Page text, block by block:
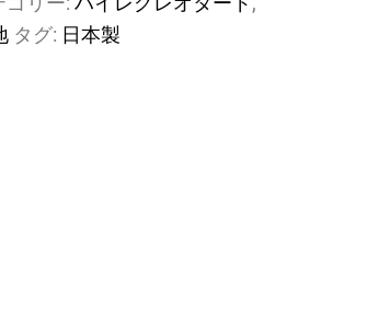
タグ: 日本製